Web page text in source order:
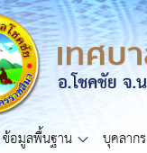
ข้อมูลพื้นฐาน บุคลากร